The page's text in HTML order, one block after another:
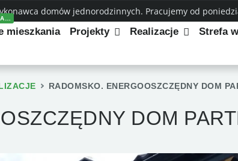
domów jednorodzinnych. Pracujemy od
mieszkania Projekty Realizacje Strefa
RADOMSKO. ENERGOOSZCZĘDNY DOM
DOM